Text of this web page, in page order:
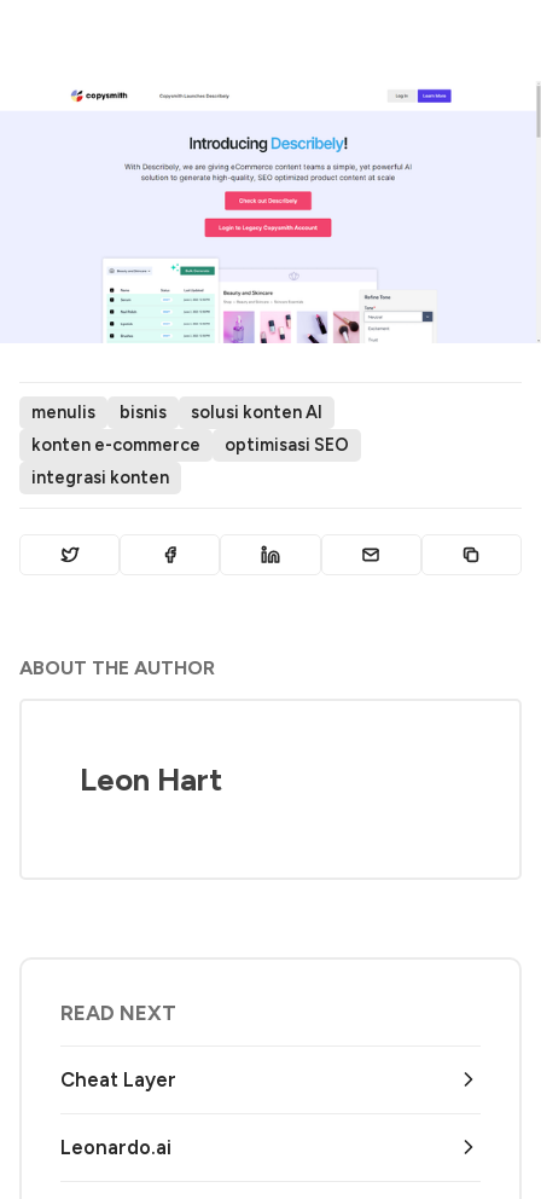
menulis bisnis
solusi konten AI
konten e-commerce
optimisasi SEO
integrasi konten
ABOUT THE AUTHOR
Leon Hart
READ NEXT
Cheat Layer
Leonardo.ai